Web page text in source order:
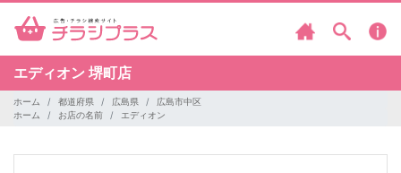
エディオン 堺町店
ホーム 都道府県 広島県
広島市中区
ホーム
お店の名前 エディオン